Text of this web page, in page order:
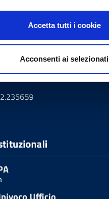
Accetta tutti i cookie
Acconsenti ai selezionati
27 - 21100